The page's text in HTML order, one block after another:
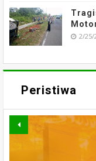
2/25/
Peristiwa